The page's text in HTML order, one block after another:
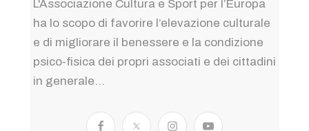
L'Associazione Cultura e Sport per l’Europa
ha lo scopo di favorire l’elevazione culturale
e di migliorare il benessere e la condizione
psico-fisica dei propri associati e dei cittadini
in generale...